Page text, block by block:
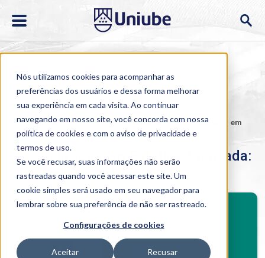
Nós utilizamos cookies para acompanhar as
preferências dos usuários e dessa forma melhorar
sua experiência em cada visita. Ao continuar
navegando em nosso site, você concorda com nossa
política de cookies e com o aviso deprivacidade e
termos de uso.
Se você recusar, suas informações não serão
rastreadas quando você acessar este site. Um
cookie simples será usado em seu navegador para
lembrar sobre sua preferência de não ser rastreado.
Configurações de cookies
Aceitar Recusar
Home > Cursos > EAD > Pós-graduação >Especialização em
Estética Avançada: Facial e Corporal
Especialização em Estética Avançada:
Facial e Corporal
Investimento
BENEFÍCIOS
Benefícios pós-graduação